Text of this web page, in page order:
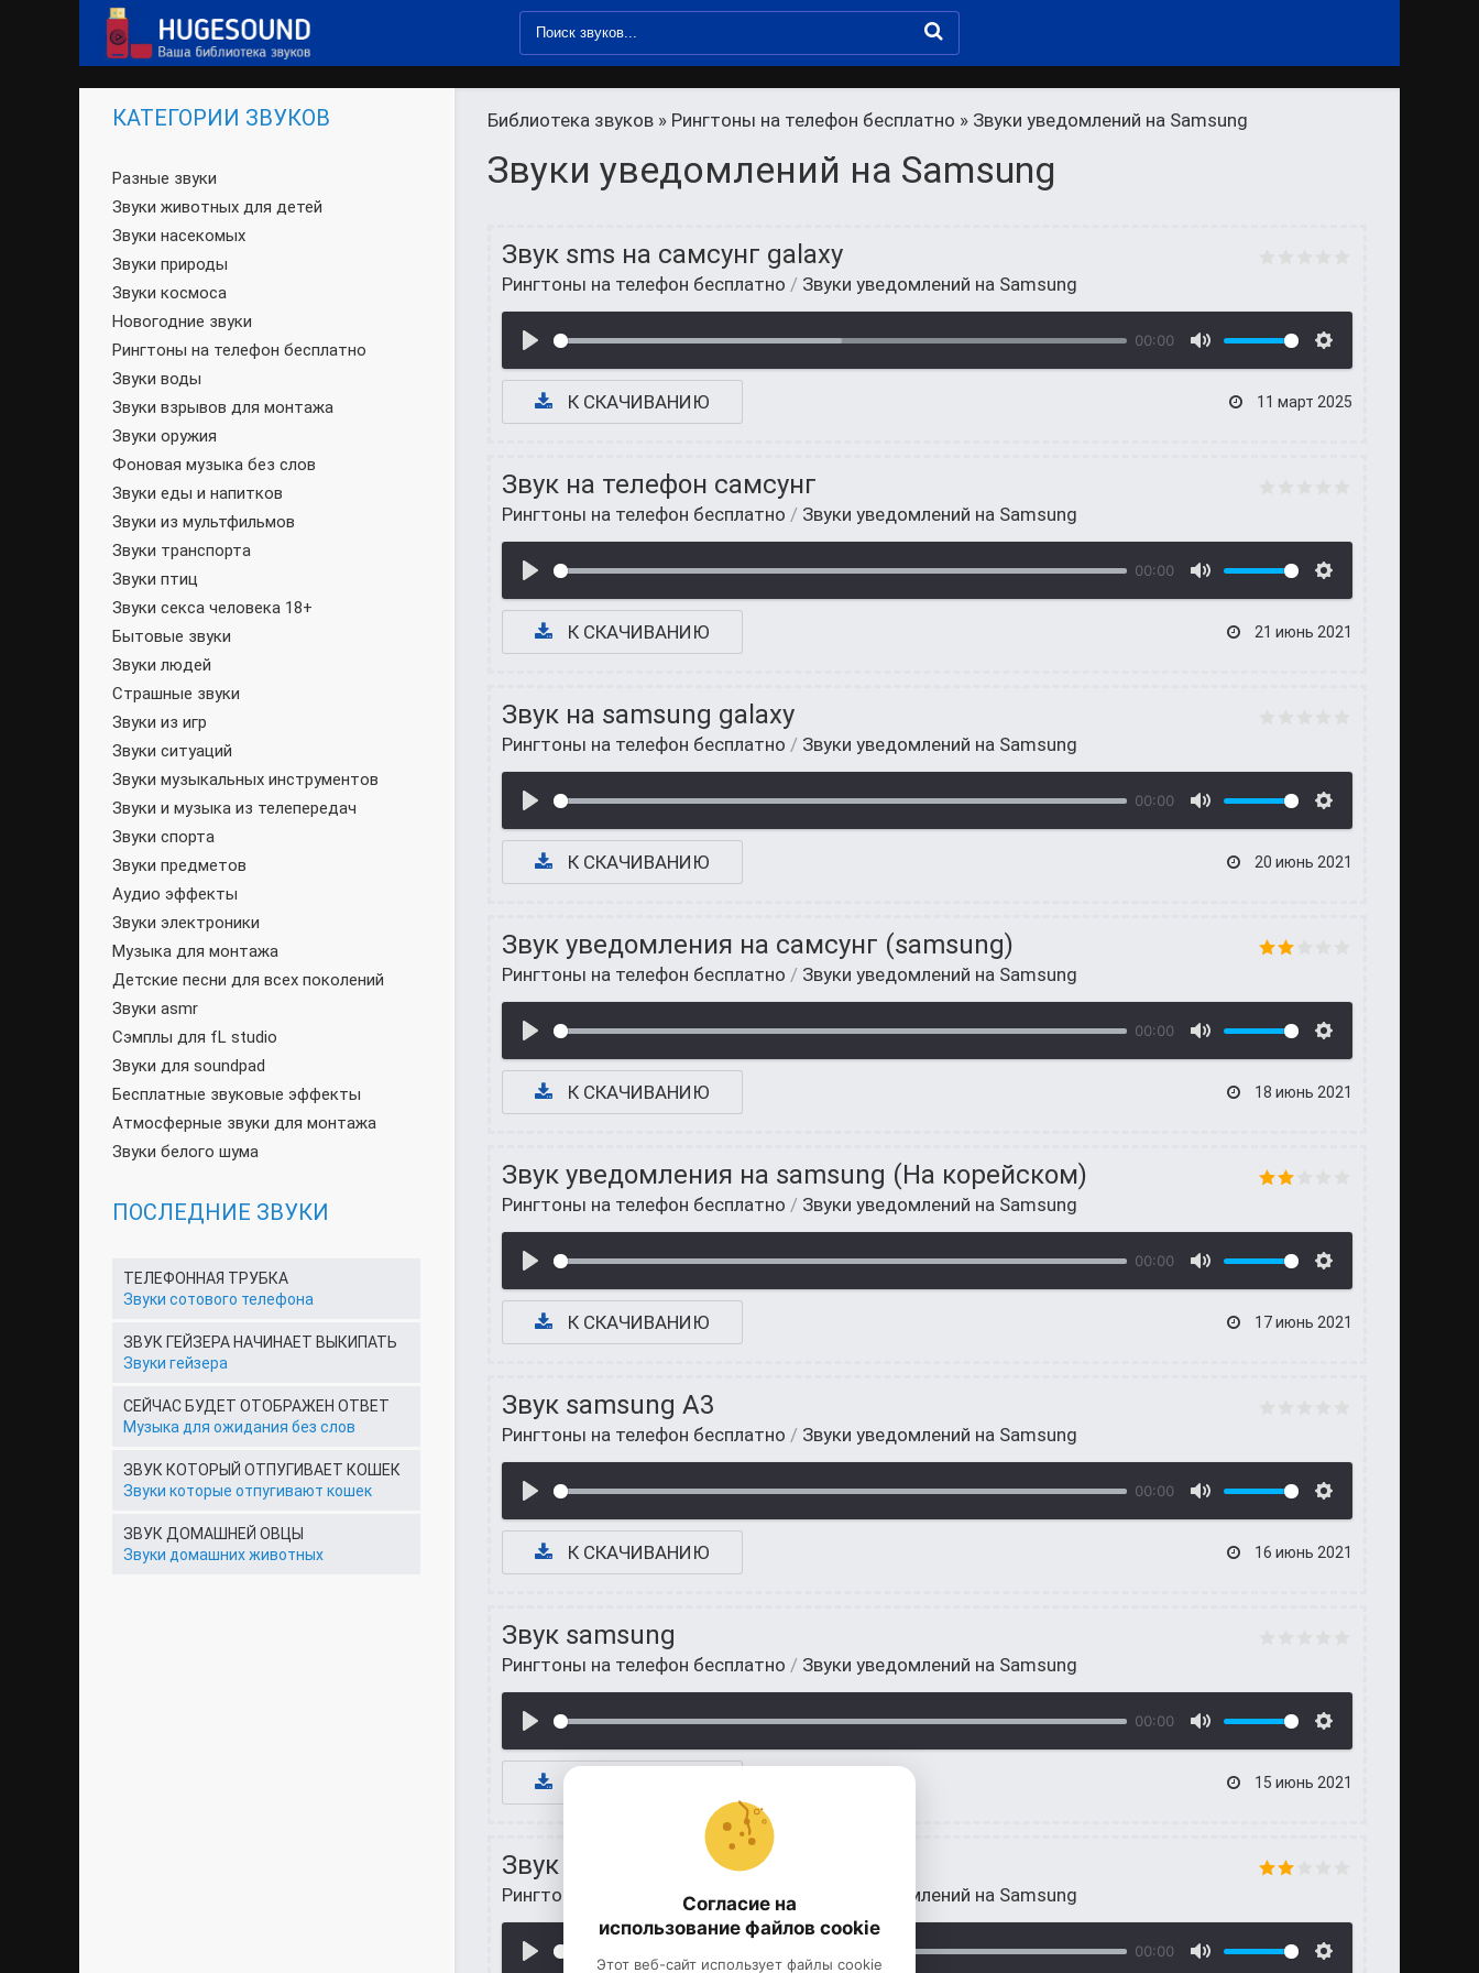
Библиотека звуков » Рингтоны на телефон бесплатно » Звуки уведомлений на Samsung
Звуки уведомлений на Samsung
Звук sms на самсунг galaxy
Рингтоны на телефон бесплатно / Звуки уведомлений на Samsung
00:00
К СКАЧИВАНИЮ 11 март 2025
Звук на телефон самсунг
Рингтоны на телефон бесплатно / Звуки уведомлений на Samsung
00:00
К СКАЧИВАНИЮ 21 июнь 2021
Звук на samsung galaxy
Рингтоны на телефон бесплатно / Звуки уведомлений на Samsung
00:00
К СКАЧИВАНИЮ 20 июнь 2021
Звук уведомления на самсунг (samsung)
Рингтоны на телефон бесплатно / Звуки уведомлений на Samsung
00:00
К СКАЧИВАНИЮ 18 июнь 2021
Звук уведомления на samsung (На корейском)
Рингтоны на телефон бесплатно / Звуки уведомлений на Samsung
00:00
К СКАЧИВАНИЮ 17 июнь 2021
Звук samsung A3
Рингтоны на телефон бесплатно / Звуки уведомлений на Samsung
00:00
К СКАЧИВАНИЮ 16 июнь 2021
Звук samsung
Рингтоны на телефон бесплатно / Звуки уведомлений на Samsung
00:00
К СКАЧИВАНИЮ 15 июнь 2021
Звук сообщения на самсунг
Рингтоны на телефон бесплатно/ Звуки уведомлений на Samsung
00:00
КАТЕГОРИИ ЗВУКОВ
Разные звуки
Звуки животных для детей
Звуки насекомых
Звуки природы
Звуки космоса
Новогодние звуки
Рингтоны на телефон бесплатно
Звуки воды
Звуки взрывов для монтажа
Звуки оружия
Фоновая музыка без слов
Звуки еды и напитков
Звуки из мультфильмов
Звуки транспорта
Звуки птиц
Звуки секса человека 18+
Бытовые звуки
Звуки людей
Страшные звуки
Звуки из игр
Звуки ситуаций
Звуки музыкальных инструментов
Звуки и музыка из телепередач
Звуки спорта
Звуки предметов
Аудио эффекты
Звуки электроники
Музыка для монтажа
Детские песни для всех поколений
Звуки asmr
Сэмплы для fL studio
Звуки для soundpad
Бесплатные звуковые эффекты
Атмосферные звуки для монтажа
Звуки белого шума
ПОСЛЕДНИЕ ЗВУКИ
ТЕЛЕФОННАЯ ТРУБКА
Звуки сотового телефона
ЗВУК ГЕЙЗЕРА НАЧИНАЕТ ВЫКИПАТЬ
Звуки гейзера
СЕЙЧАС БУДЕТ ОТОБРАЖЕН ОТВЕТ
Музыка для ожидания без слов
ЗВУК КОТОРЫЙ ОТПУГИВАЕТ КОШЕК
Звуки которые отпугивают кошек
ЗВУК ДОМАШНЕЙ ОВЦЫ
Звуки домашних животных
Согласие на
использование файлов cookie
Этот веб-сайт использует файлы cookie